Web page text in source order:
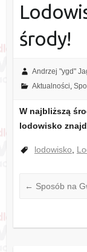
środy!
Andrzej "ygd"
Aktualności,
W najbliższą
lodowisko
lodowisko,
← Sposób na